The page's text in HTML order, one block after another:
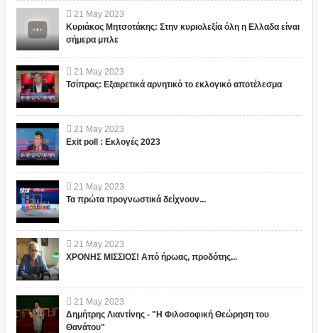
21 May 2023
Κυριάκος Μητσοτάκης: Στην κυριολεξία όλη η Ελλαδα είναι
σήμερα μπλε
21 May 2023
Τσίπρας: Εξαιρετικά αρνητικό το εκλογικό αποτέλεσμα
21 May 2023
Exit poll : Εκλογές 2023
21 May 2023
Τα πρώτα προγνωστικά δείχνουν...
21 May 2023
ΧΡΟΝΗΣ ΜΙΣΣΙΟΣ! Από ήρωας, προδότης...
21 May 2023
Δημήτρης Λιαντίνης - "Η Φιλοσοφική Θεώρηση του
Θανάτου"